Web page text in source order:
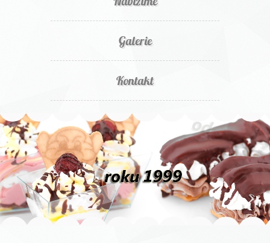
Galerie
Kontakt